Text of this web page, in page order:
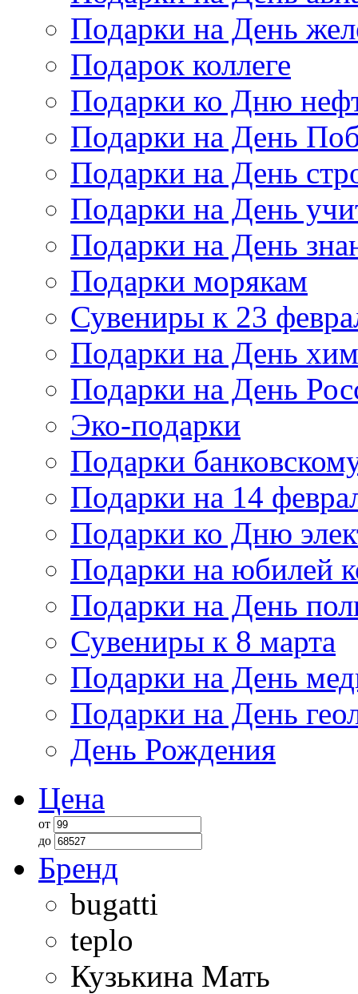
Подарки на День
Подарок коллеге
Подарки ко Дню
Подарки на День
Подарки на День
Подарки на День
Подарки на День
Подарки морякам
Сувениры к 23
Подарки на День
Подарки на День
Эко-подарки
Подарки
Подарки на 14
Подарки ко Дню
Подарки на юбилей
Подарки на День
Сувениры к 8 марта
Подарки на День
Подарки на День
День Рождения
Цена
от
до
Бренд
bugatti
teplo
Кузькина Мать